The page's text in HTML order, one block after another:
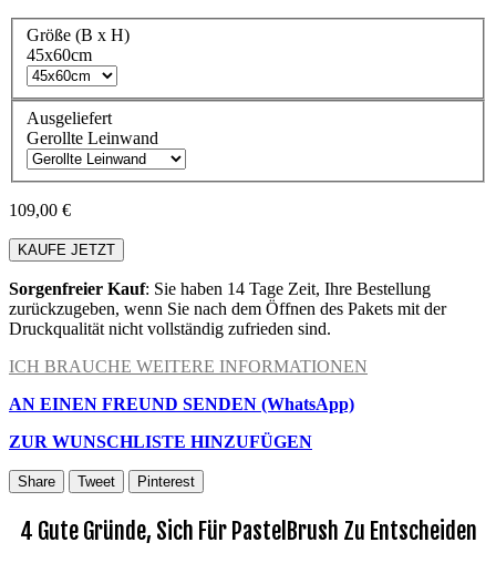
Größe (B x H)
45x60cm
Ausgeliefert
Gerollte Leinwand
109,00 €
KAUFE JETZT
Sorgenfreier Kauf: Sie haben 14 Tage Zeit, Ihre Bestellung
zurückzugeben, wenn Sie nach dem Öffnen des Pakets mit der
Druckqualität nicht vollständig zufrieden sind.
ICH BRAUCHE WEITERE INFORMATIONEN
AN EINEN FREUND SENDEN (WhatsApp)
ZUR WUNSCHLISTE HINZUFÜGEN
Share Tweet Pinterest
4 Gute Gründe, Sich Für PastelBrush Zu Entscheiden